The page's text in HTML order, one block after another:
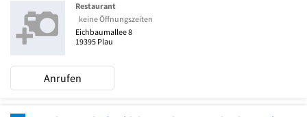
Restaurant
keine Öffnungszeiten
Eichbaumallee 8
19395 Plau
Anrufen